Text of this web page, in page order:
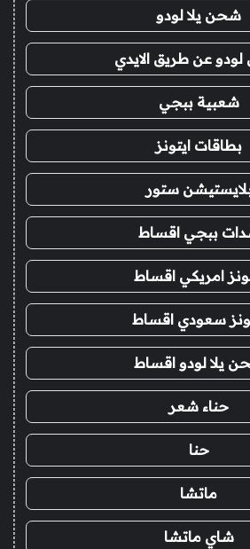
شحن يلا لودو
عن طريق الايدي
شعبية ببجي
بطاقات ايتونز
ستور
ببجي اقساط
امريكي اقساط
سعودي اقساط
يلا لودو اقساط
حناء شعر
حنا
ماتشا
شاي ماتشا